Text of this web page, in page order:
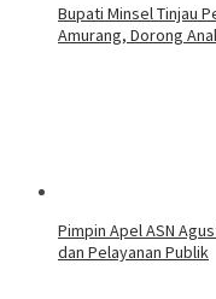
Bupati Minsel Tinjau
Amurang, Dorong
Pimpin Apel ASN
dan Pelayanan Publik